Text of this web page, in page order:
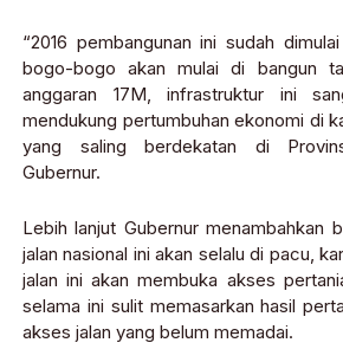
“2016 pembangunan ini sudah
bogo-bogo akan mulai di bangun
anggaran 17M, infrastruktur ini
mendukung pertumbuhan ekonomi di
yang saling berdekatan di
Gubernur.
Lebih lanjut Gubernur menambahkan
jalan nasional ini akan selalu di pacu,
jalan ini akan membuka akses
selama ini sulit memasarkan hasil
akses jalan yang belum memadai.